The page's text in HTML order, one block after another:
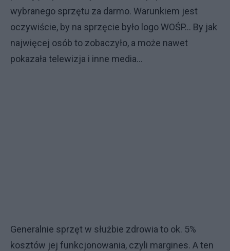
wybranego sprzętu za darmo. Warunkiem jest
oczywiście, by na sprzęcie było logo WOŚP… By jak
najwięcej osób to zobaczyło, a może nawet
pokazała telewizja i inne media…
Generalnie sprzęt w służbie zdrowia to ok. 5%
kosztów jej funkcjonowania, czyli margines. A ten